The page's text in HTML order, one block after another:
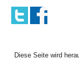
Diese Seite wird